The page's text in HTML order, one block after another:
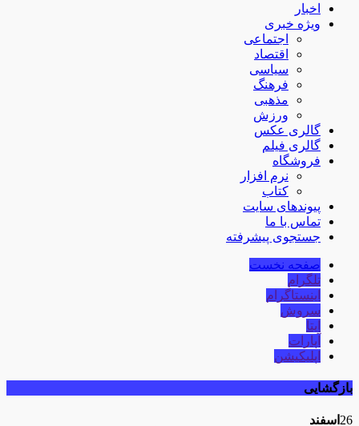
اخبار
ویژه خبری
اجتماعی
اقتصاد
سیاسی
فرهنگ
مذهبی
ورزش
گالری عکس
گالری فیلم
فروشگاه
نرم افزار
کتاب
پیوندهای سایت
تماس با ما
جستجوی پیشرفته
صفحه نخست
تلگرام
اینستاگرام
سروش
ایتا
آپارات
اپلیکیشن
بازگشایی
26 اسفند